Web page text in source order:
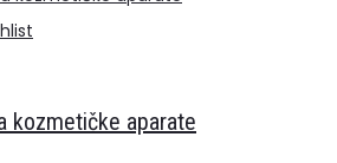
kozmetičke aparate